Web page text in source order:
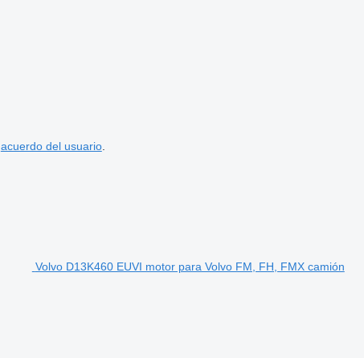
acuerdo del usuario.
Volvo D13K460 EUVI motor para Volvo FM, FH, FMX camión